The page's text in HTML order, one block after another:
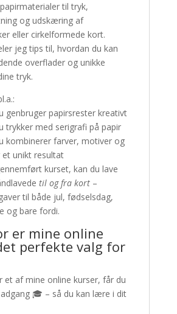
til tryk,
og udskæring af
eller cirkelformede kort.
jeg tips til, hvordan du kan
overflader og unikke
tryk.
genbruger papirsrester kreativt
trykker med serigrafi på papir
kombinerer farver, motiver og
unikt resultat
kurset, kan du lave
til og fra kort–
til både jul, fødselsdag,
og bare fordi.
er mine online
perfekte valg for
et af mine online kurser, får du
🎓 – så du kan lære i dit